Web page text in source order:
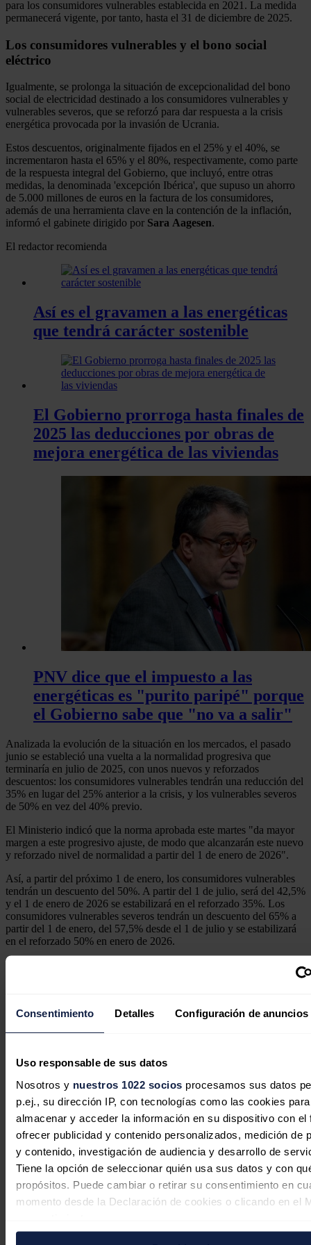
Consentimiento Detalles Configuración de anuncios
Uso responsable de sus datos
Nosotros y nuestros 1022 socios procesamos sus datos
p.ej., su dirección IP, con tecnologías como las cookies para
almacenar y acceder la información en su dispositivo con el
ofrecer publicidad y contenido personalizados, medición de
y contenido, investigación de audiencia y desarrollo de
Tiene la opción de seleccionar quién usa sus datos y con
propósitos. Puede cambiar o retirar su consentimiento en
momento desde la Declaración de cookies o clicando en el
para los consumidores vulnerables establecida en 2021. La medida
permanecerá vigente, por tanto, hasta el 31 de diciembre de 2025.
Los consumidores vulnerables y el bono social
eléctrico
Igualmente, se prolonga la situación de excepcionalidad del bono
social de electricidad destinado a los consumidores vulnerables y
vulnerables severos, que se reforzó para dar respuesta a la crisis
energética provocada por la invasión de Ucrania.
Estos descuentos, originalmente fijados en el 25% y el 40%, se
incrementaron hasta el 65% y el 80%, respectivamente, como parte
de la respuesta integral del Gobierno, que incluyó, entre otras
medidas, la denominada 'excepción Ibérica', que supuso un ahorro
de 5.000 millones de euros en la factura de los consumidores,
además de una herramienta clave en la contención de la inflación,
informó el gabinete dirigido por Sara Aagesen.
El redactor recomienda
Así es el gravamen a las energéticas
que tendrá carácter sostenible
El Gobierno prorroga hasta finales de
2025 las deducciones por obras de
mejora energética de las viviendas
PNV dice que el impuesto a las
energéticas es "purito paripé" porque
el Gobierno sabe que "no va a salir"
Analizada la evolución de la situación en los mercados, el pasado
junio se estableció una vuelta a la normalidad progresiva que
terminaría en julio de 2025, con unos nuevos y reforzados
descuentos: los consumidores vulnerables tendrán una reducción del
35% en lugar del 25% anterior a la crisis, y los vulnerables severos
de 50% en vez del 40% previo.
El Ministerio indicó que la norma aprobada este martes "da mayor
margen a este progresivo ajuste, de modo que alcanzarán este nuevo
y reforzado nivel de normalidad a partir del 1 de enero de 2026".
Así, a partir del próximo 1 de enero, los consumidores vulnerables
tendrán un descuento del 50%. A partir del 1 de julio, será del 42,5%
y el 1 de enero de 2026 se estabilizará en el reforzado 35%. Los
consumidores vulnerables severos tendrán un descuento del 65% a
partir del 1 de enero, del 57,5% desde el 1 de julio y se estabilizará
en el reforzado 50% en enero de 2026.
los peajes hasta el 31 de diciembre del próximo año para las
industrias electrointensivas.
El Gobierno rescata con 274 millones
cuatro proyectos de hidrógeno verde
descartados por Bruselas
Redacción06/08/2026